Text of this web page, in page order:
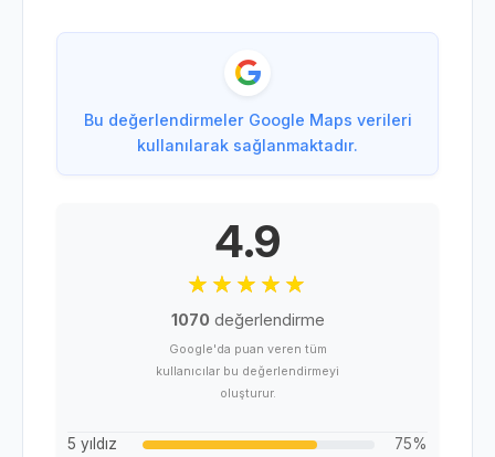
Bu değerlendirmeler Google Maps verileri
kullanılarak sağlanmaktadır.
4.9
1070 değerlendirme
Google'da puan veren tüm
kullanıcılar bu değerlendirmeyi
oluşturur.
5 yıldız
75%